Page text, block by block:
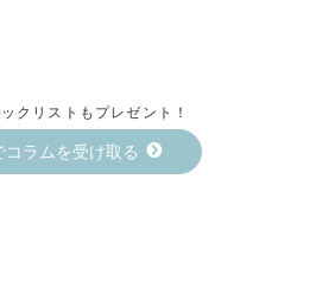
クリストもプレゼント！
ラムを受け取る